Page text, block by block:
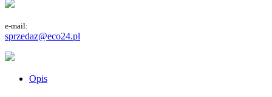
e-mail:
sprzedaz@eco24.pl
Opis